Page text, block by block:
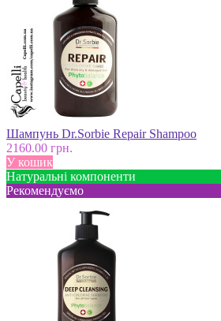
Шампунь Dr.Sorbie Repair Shampoo
2160.00 грн.
У кошик
Натуральні компоненти
Рекомендуємо